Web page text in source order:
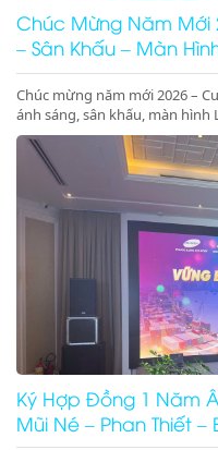
Chúc Mừng Năm Mới
– Sân Khấu – Màn
Ninh Thuận
Chúc mừng năm mới 2026 –
ánh sáng, sân khấu, màn hình
khánh thành, động thổ tại
tốt – chuyên nghiệp – concept
Ký Hợp Đồng 1 Năm
Mũi Né – Phan Thiết